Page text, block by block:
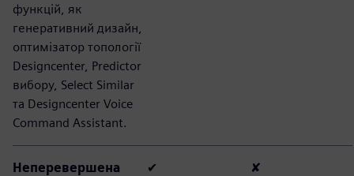
функцій, як
генеративний дизайн,
оптимізатор топології
Designcenter, Predictor
вибору, Select Similar
та Designcenter Voice
Command Assistant.
Неперевершена
✔ ✘